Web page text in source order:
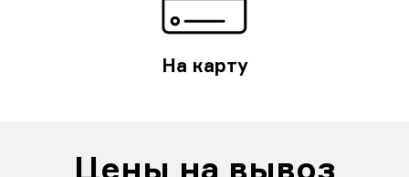
На карту
Цены на вывоз